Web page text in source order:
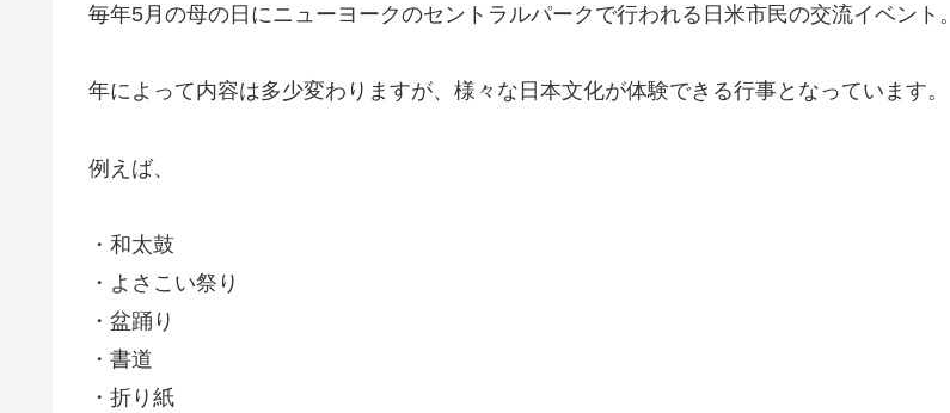
毎年5月の母の日にニューヨークのセントラルパークで行われる日米市民の交流イベント。
年によって内容は多少変わりますが、様々な日本文化が体験できる行事となっています。
例えば、
・和太鼓
・よさこい祭り
・盆踊り
・書道
・折り紙